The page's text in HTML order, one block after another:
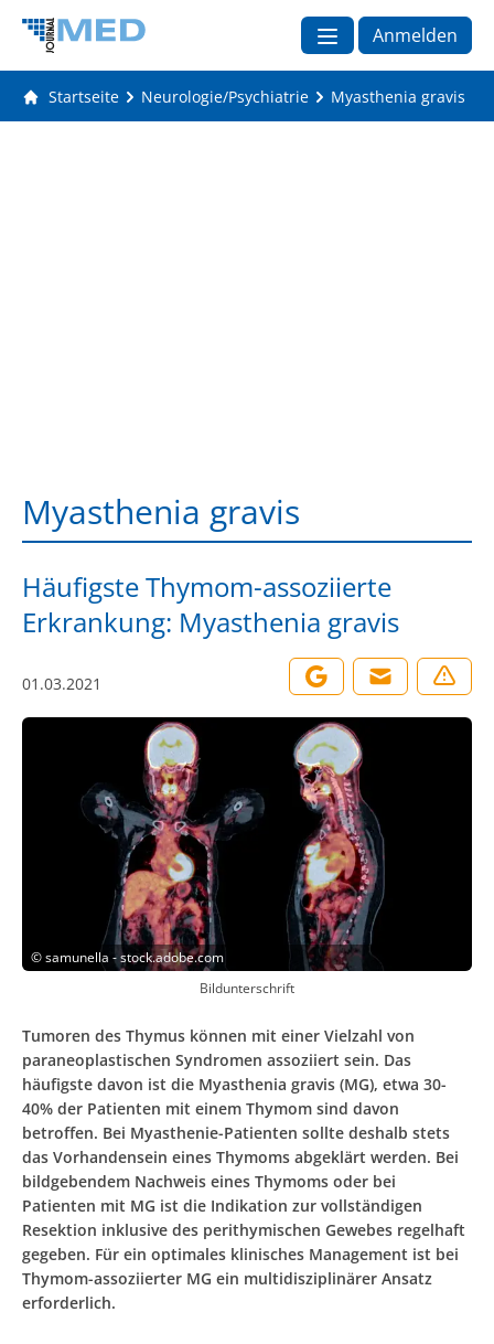
Anmelden
Startseite Neurologie/Psychiatrie Myasthenia gravis
Myasthenia gravis
Häufigste Thymom-assoziierte
Erkrankung: Myasthenia gravis
01.03.2021
©samunella - stock.adobe.com
Bildunterschrift
Tumoren des Thymus können mit einer Vielzahl von
paraneoplastischen Syndromen assoziiert sein. Das
häufigste davon ist die Myasthenia gravis (MG), etwa 30-
40% der Patienten mit einem Thymom sind davon
betroffen. Bei Myasthenie-Patienten sollte deshalb stets
das Vorhandensein eines Thymoms abgeklärt werden. Bei
bildgebendem Nachweis eines Thymoms oder bei
Patienten mit MG ist die Indikation zur vollständigen
Resektion inklusive des perithymischen Gewebes regelhaft
gegeben. Für ein optimales klinisches Management ist bei
Thymom-assoziierter MG ein multidisziplinärer Ansatz
erforderlich.